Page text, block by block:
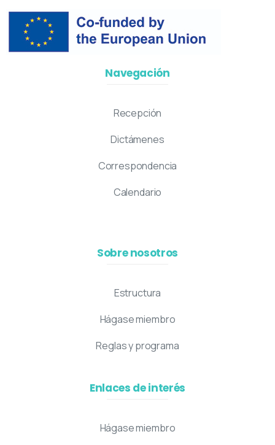
Navegación
Recepción
Dictámenes
Correspondencia
Calendario
Sobre nosotros
Estructura
Hágase miembro
Reglas y programa
Enlaces de interés
Hágase miembro